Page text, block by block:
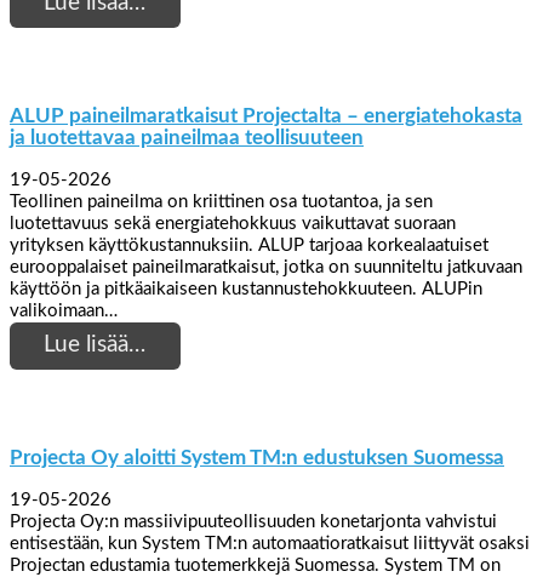
ALUP paineilmaratkaisut Projectalta – energiatehokasta
ja luotettavaa paineilmaa teollisuuteen
19-05-2026
Teollinen paineilma on kriittinen osa tuotantoa, ja sen
luotettavuus sekä energiatehokkuus vaikuttavat suoraan
yrityksen käyttökustannuksiin. ALUP tarjoaa korkealaatuiset
eurooppalaiset paineilmaratkaisut, jotka on suunniteltu jatkuvaan
käyttöön ja pitkäaikaiseen kustannustehokkuuteen. ALUPin
valikoimaan…
Lue lisää…
Projecta Oy aloitti System TM:n edustuksen Suomessa
19-05-2026
Projecta Oy:n massiivipuuteollisuuden konetarjonta vahvistui
entisestään, kun System TM:n automaatioratkaisut liittyvät osaksi
Projectan edustamia tuotemerkkejä Suomessa. System TM on